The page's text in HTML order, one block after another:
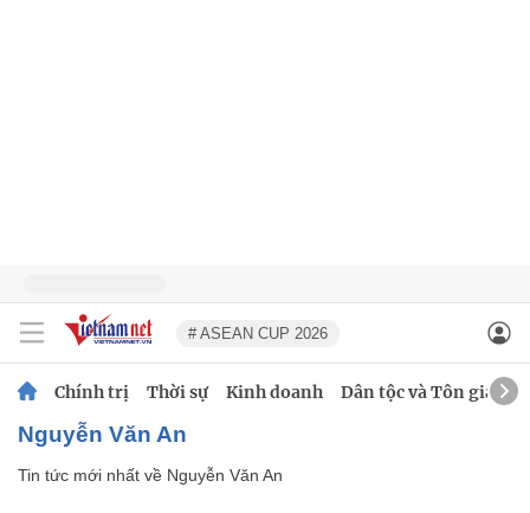
# ASEAN CUP 2026
Chính trị Thời sự Kinh doanh Dân tộc và Tôn giáo
Nguyễn Văn An
Tin tức mới nhất về Nguyễn Văn An